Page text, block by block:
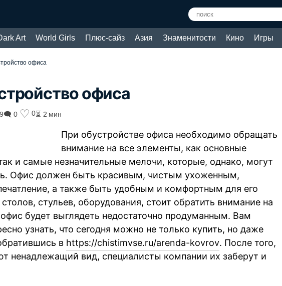
Art World Girls Плюс-сайз Азия Знаменитости Кино Игры
офиса
офиса
🗨 0 ♡ 0⏳ 2 мин
При обустройстве офиса необходимо обращать
внимание на все элементы, как основные
и самые незначительные мелочи, которые, однако, могут
Офис должен быть красивым, чистым ухоженным,
а также быть удобным и комфортным для его
стульев, оборудования, стоит обратить внимание на
будет выглядеть недостаточно продуманным. Вам
узнать, что сегодня можно не только купить, но даже
в https://chistimvse.ru/arenda-kovrov. После того,
ненадлежащий вид, специалисты компании их заберут и